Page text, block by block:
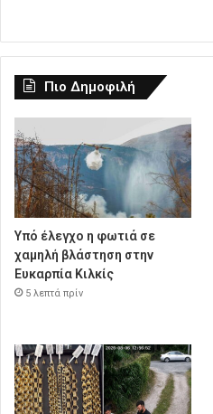
Πιο Δημοφιλή
Υπό έλεγχο η φωτιά σε
χαμηλή βλάστηση στην
Ευκαρπία Κιλκίς
5 λεπτά πρίν